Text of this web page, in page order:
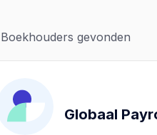
Boekhouders gevonden
Globaal